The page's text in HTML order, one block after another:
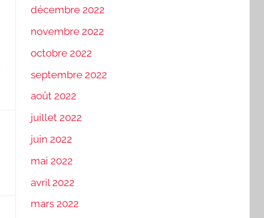
décembre 2022
novembre 2022
octobre 2022
septembre 2022
août 2022
juillet 2022
juin 2022
mai 2022
avril 2022
mars 2022